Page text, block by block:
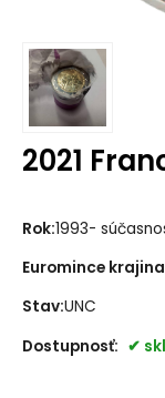
2021
Rok:1993-
Euromince
Stav:UNC
Dostupnosť: